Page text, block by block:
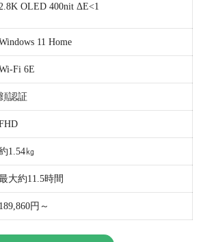
2.8K OLED 400nit ΔE<1
11 Home
Fi 6E
顔認証
1.54㎏
大約11.5時間
189,860円～